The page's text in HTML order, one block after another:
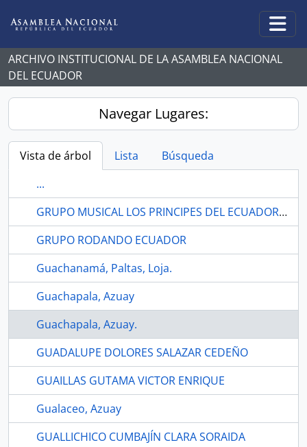
ARCHIVO INSTITUCIONAL DE LA ASAMBLEA NACIONAL
DEL ECUADOR
Navegar Lugares:
Vista de árbol Lista
Búsqueda
...
GRUPO MUSICAL LOS PRINCIPES DEL ECUADOR. EL ORO
GRUPO RODANDO ECUADOR
Guachanamá, Paltas, Loja.
Guachapala, Azuay
Guachapala, Azuay.
GUADALUPE DOLORES SALAZAR CEDEÑO
GUAILLAS GUTAMA VICTOR ENRIQUE
Gualaceo, Azuay
GUALLICHICO CUMBAJÍN CLARA SORAIDA